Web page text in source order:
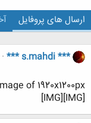
ارسال های پروفایل
*** s.mahdi ***
of 1920x1200px.
[IMG][IMG]